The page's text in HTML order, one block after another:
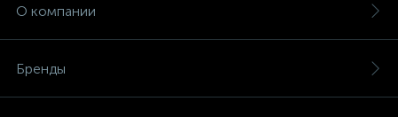
О компании
Бренды